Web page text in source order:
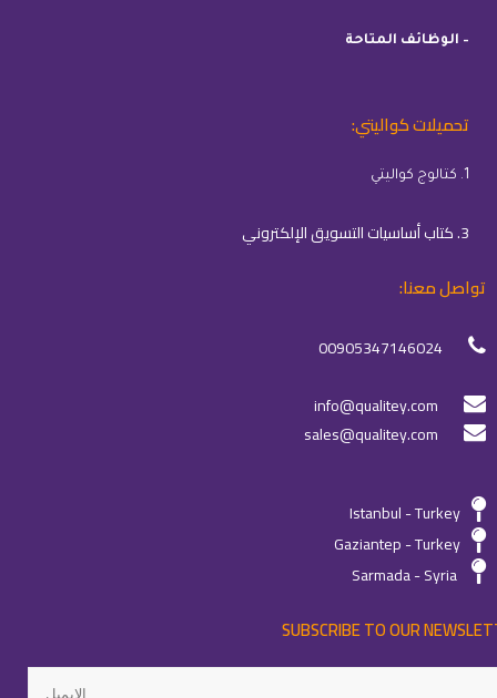
– الوظائف المتاحة
تحميلات كواليتي:
1. كتالوج كواليتي
3. كتاب أساسيات التسويق الإلكتروني
تواصل معنا:
00905347146024
info@qualitey.com
sales@qualitey.com
Istanbul - Turkey
Gaziantep - Turkey
Sarmada - Syria
SUBSCRIBE TO OUR